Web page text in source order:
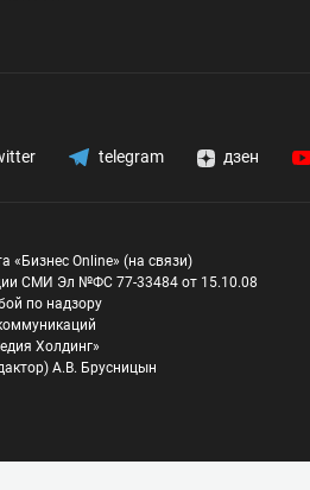
telegram дзен
«Бизнес Online» (на связи)
СМИ Эл №ФС 77-33484 от 15.10.08
по надзору
Холдинг»
А.В. Брусницын